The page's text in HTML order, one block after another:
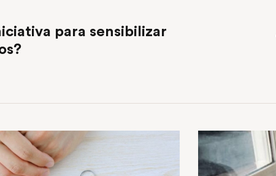
para sensibilizar